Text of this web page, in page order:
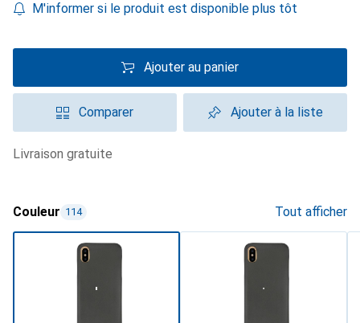
M'informer si le produit est disponible plus tôt
Ajouter au panier
Comparer Ajouter à la liste
livraison gratuite
Couleur 114 Tout afficher